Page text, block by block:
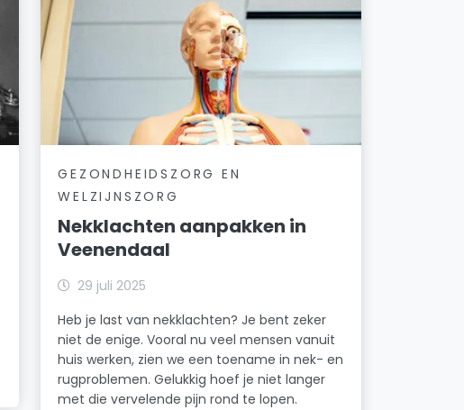
GEZONDHEIDSZORG EN
WELZIJNSZORG
Nekklachten aanpakken in
Veenendaal
29 juli 2025
Heb je last van nekklachten? Je bent zeker
niet de enige. Vooral nu veel mensen vanuit
huis werken, zien we een toename in nek- en
rugproblemen. Gelukkig hoef je niet langer
met die vervelende pijn rond te lopen.